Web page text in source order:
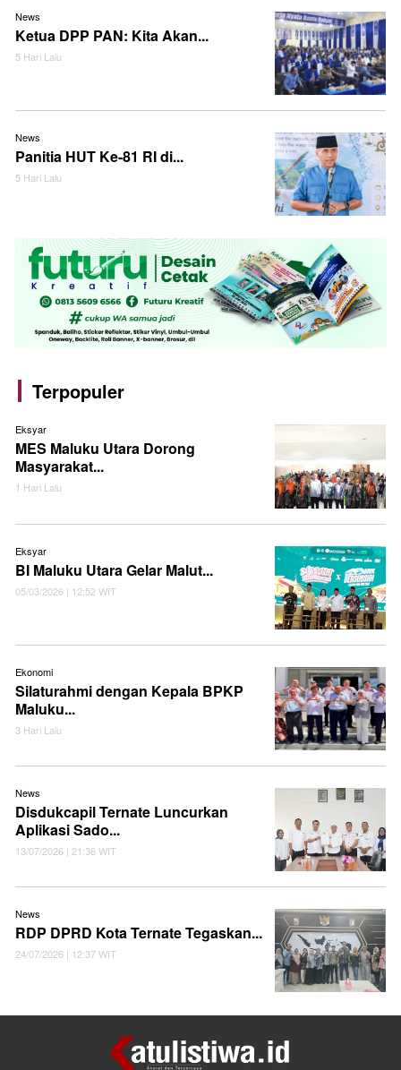
News
Ketua DPP PAN: Kita Akan...
5 Hari Lalu
News
Panitia HUT Ke-81 RI di...
5 Hari Lalu
Terpopuler
Eksyar
MES Maluku Utara Dorong
Masyarakat...
1 Hari Lalu
Eksyar
BI Maluku Utara Gelar Malut...
05/03/2026 | 12:52 WIT
Ekonomi
Silaturahmi dengan Kepala BPKP
Maluku...
3 Hari Lalu
News
Disdukcapil Ternate Luncurkan
Aplikasi Sado...
13/07/2026 | 21:36 WIT
News
RDP DPRD Kota Ternate Tegaskan...
24/07/2026 | 12:37 WIT